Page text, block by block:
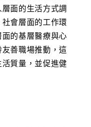
面的生活方式調
會層面的工作環
的基層醫療與心
善職場推動，這
質量，並促進健